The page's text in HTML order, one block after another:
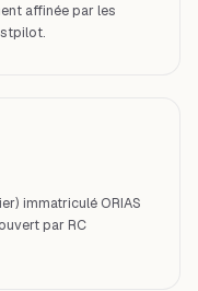
affinée par les
immatriculé ORIAS
par RC